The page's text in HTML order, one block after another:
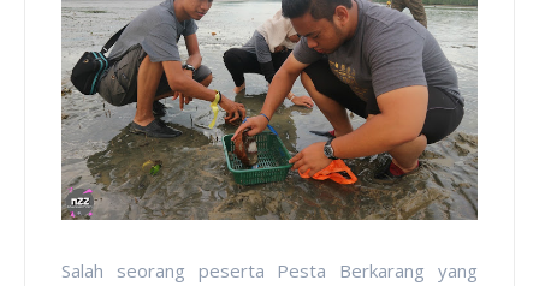
Salah seorang peserta Pesta Berkarang yang